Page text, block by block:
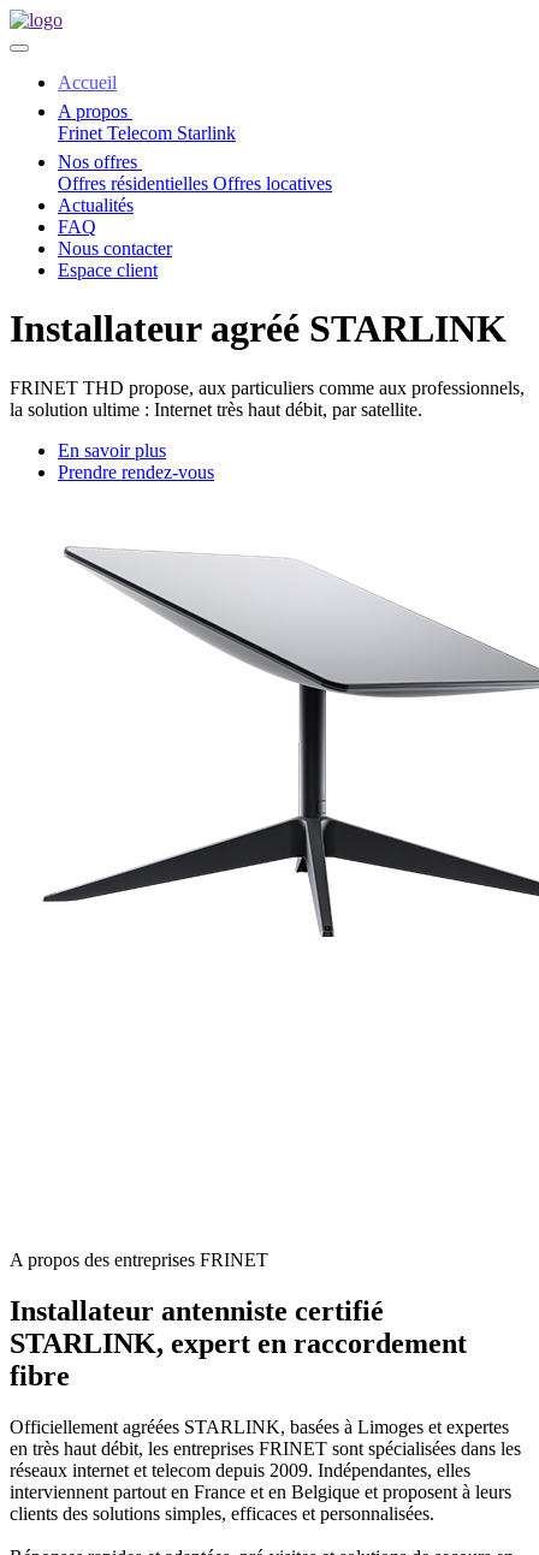
Accueil
A propos
Frinet Telecom Starlink
Nos offres
Offres résidentielles Offres locatives
Actualités
FAQ
Nous contacter
Espace client
Installateur agréé STARLINK
FRINET THD propose, aux particuliers comme aux professionnels,
la solution ultime : Internet très haut débit, par satellite.
En savoir plus
Prendre rendez-vous
A propos des entreprises FRINET
Installateur antenniste certifié
STARLINK, expert en raccordement
fibre
Officiellement agréées STARLINK, basées à Limoges et expertes
en très haut débit, les entreprises FRINET sont spécialisées dans les
réseaux internet et telecom depuis 2009. Indépendantes, elles
interviennent partout en France et en Belgique et proposent à leurs
clients des solutions simples, efficaces et personnalisées.